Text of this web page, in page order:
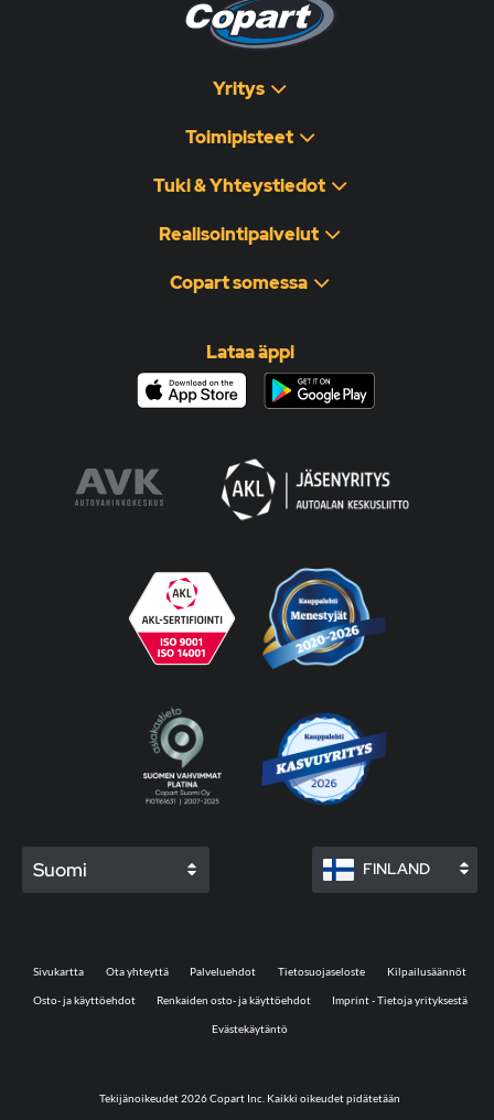
Yritys
Toimipisteet
Tuki & Yhteystiedot
Realisointipalvelut
Copart somessa
Lataa äppi
Suomi FINLAND
Tekijänoikeudet 2026 Copart Inc. Kaikki oikeudet pidätetään
Sivukartta Ota yhteyttä Palveluehdot Tietosuojaseloste Kilpailusäännöt
Osto- ja käyttöehdot Renkaiden osto- ja käyttöehdot Imprint - Tietoja yrityksestä
Evästekäytäntö